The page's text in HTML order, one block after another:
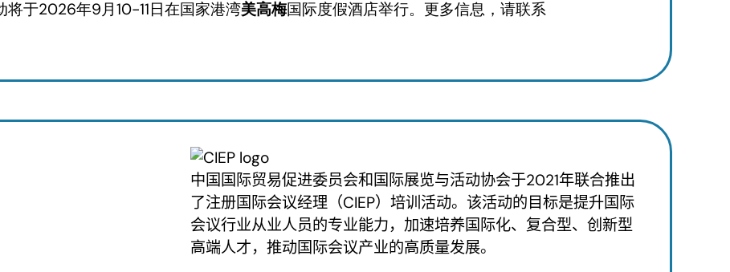
于2026年9月10-11日在国家港湾美高梅国际度假酒店举行。更多信息，请联系
中国国际贸易促进委员会和国际展览与活动协会于2021年联合推出
了注册国际会议经理（CIEP）培训活动。该活动的目标是提升国际
会议行业从业人员的专业能力，加速培养国际化、复合型、创新型
高端人才，推动国际会议产业的高质量发展。